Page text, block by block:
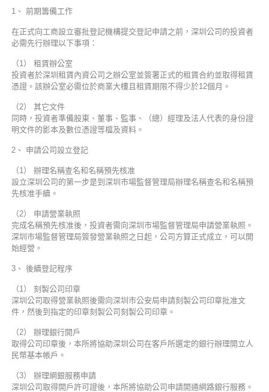
1、 前期籌備工作
在正式向工商設立審批登記機構提交登記申請之前，深圳公司的投資者
必需先行辦理以下事項：
（1） 租賃辦公室
投資者於深圳租賃內資公司之辦公室並簽署正式的租賃合約並取得租賃
憑證。該辦公室必需位於商業大樓且租賃期限不得少於12個月。
（2） 其它文件
同時，投資者準備股東、董事、監事、（總）經理及法人代表的身份證
明文件的影本及數位憑證等檔及資料。
2、 申請公司設立登記
（1） 辦理名稱查名和名稱預先核准
設立深圳公司的第一步是到深圳市場監督管理局辦理名稱查名和名稱預
先核准手續。
（2） 申請營業執照
完成名稱預先核准後，投資者需向深圳市場監督管理局申請營業執照。
深圳市場監督管理局簽發營業執照之日起，公司方算正式成立，可以開
始經營。
3、 後續登記程序
（1） 刻製公司印章
深圳公司取得營業執照後需向深圳市公安局申請刻製公司印章批准文
件，然後到指定的印章刻製公司刻製公司印章。
（2） 辦理銀行開戶
取得公司印章後，本所將協助深圳公司在客戶所選定的銀行辦理開立人
民幣基本帳戶。
（3） 辦理網銀服務申請
深圳公司取得開戶許可證後，本所將協助公司申請開通網路銀行服務。